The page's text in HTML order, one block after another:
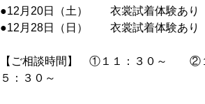
●12月20日（土） 衣裳試着体験あり
●12月28日（日） 衣裳試着体験あり
【ご相談時間】 ①１１：３０～
５：３０～